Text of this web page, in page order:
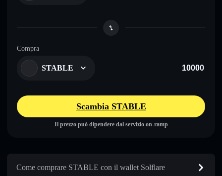
Compra
STABLE
Scambia STABLE
Il prezzo può dipendere dal servizio on-ramp
Come comprare STABLE con il wallet Solflare